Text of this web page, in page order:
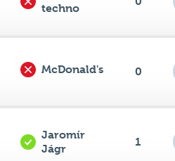
techno
McDonald's 0
Jaromír
Jágr
1